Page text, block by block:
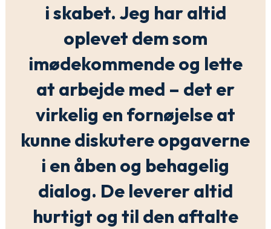
i skabet. Jeg har altid
oplevet dem som
imødekommende og lette
at arbejde med – det er
virkelig en fornøjelse at
kunne diskutere opgaverne
i en åben og behagelig
dialog. De leverer altid
hurtigt og til den aftalte